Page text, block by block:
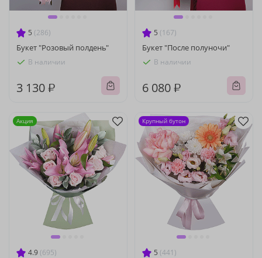
5 (286)
Букет "Розовый полдень"
В наличии
3 130 ₽
5 (167)
Букет "После полуночи"
В наличии
6 080 ₽
4.9 (695)
Акция
5 (441)
Крупный бутон